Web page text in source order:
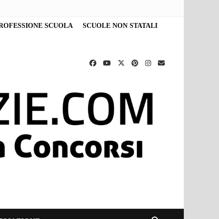
SCUOLA SCUOLE NON STATALI